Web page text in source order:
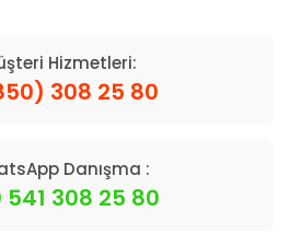
Hizmetleri:
308 25 80
Danışma :
541 308 25 80